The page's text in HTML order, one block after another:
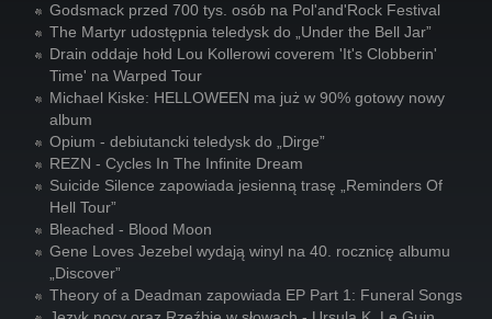
Godsmack przed 700 tys. osób na Pol'and'Rock Festival
The Martyr udostępnia teledysk do „Under the Bell Jar”
Drain oddaje hołd Lou Kollerowi coverem 'It's Clobberin'
Time' na Warped Tour
Michael Kiske: HELLOWEEN ma już w 90% gotowy nowy
album
Opium - debiutancki teledysk do „Dirge”
REZN - Cycles In The Infinite Dream
Suicide Silence zapowiada jesienną trasę „Reminders Of
Hell Tour”
Bleached - Blood Moon
Gene Loves Jezebel wydają winyl na 40. rocznicę albumu
„Discover”
Theory of a Deadman zapowiada EP Part 1: Funeral Songs